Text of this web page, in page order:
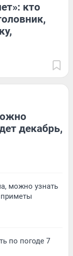
кто
декабрь,
можно узнать
по погоде 7